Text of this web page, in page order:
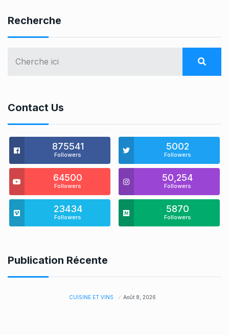
Recherche
Contact Us
875541
Followers
5002
Followers
64500
Followers
50,254
Followers
23434
Followers
5870
Followers
Publication Récente
CUISINE ET VINS Août 8, 2026